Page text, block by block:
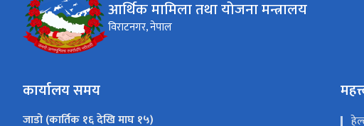
आर्थिक मामिला तथा योजना मन्त्रालय
विराटनगर, नेपाल
कार्यालय समय
जाडो (कार्तिक १६ देखि माघ १५)